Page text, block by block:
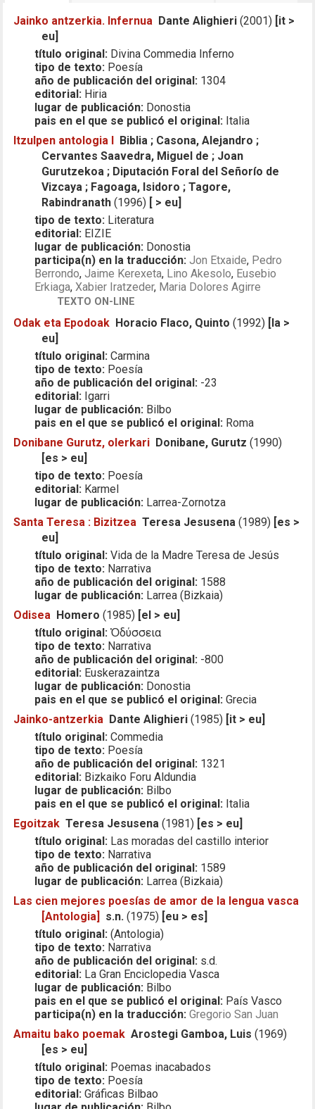
Jainko antzerkia. Infernua Dante Alighieri (2001) [it >
eu]
título original: Divina Commedia Inferno
tipo de texto: Poesía
año de publicación del original: 1304
editorial: Hiria
lugar de publicación: Donostia
pais en el que se publicó el original: Italia
Itzulpen antologia I
Biblia ; Casona, Alejandro ;
Cervantes Saavedra, Miguel de ; Joan
Gurutzekoa ; Diputación Foral del Señorío de
Vizcaya ; Fagoaga, Isidoro ; Tagore,
Rabindranath (1996)
[ > eu]
tipo de texto: Literatura
editorial: EIZIE
lugar de publicación: Donostia
participa(n) en la traducción: Jon Etxaide, Pedro
Berrondo,Jaime Kerexeta, Lino Akesolo, Eusebio
Erkiaga,Xabier Iratzeder, Maria Dolores Agirre
TEXTO ON-LINE
Odak eta Epodoak Horacio Flaco, Quinto (1992)
[la >
eu]
título original: Carmina
tipo de texto: Poesía
año de publicación del original: -23
editorial: Igarri
lugar de publicación: Bilbo
pais en el que se publicó el original: Roma
Donibane Gurutz, olerkari Donibane, Gurutz (1990)
[es > eu]
tipo de texto: Poesía
editorial: Karmel
lugar de publicación: Larrea-Zornotza
Santa Teresa : Bizitzea Teresa Jesusena (1989) [es >
eu]
título original: Vida de la Madre Teresa de Jesús
tipo de texto: Narrativa
año de publicación del original: 1588
lugar de publicación: Larrea (Bizkaia)
Odisea Homero (1985) [el > eu]
título original: Ὀδύσσεια
tipo de texto: Narrativa
año de publicación del original: -800
editorial: Euskerazaintza
lugar de publicación: Donostia
pais en el que se publicó el original: Grecia
Jainko-antzerkia Dante Alighieri (1985) [it > eu]
título original: Commedia
tipo de texto: Poesía
año de publicación del original: 1321
editorial: Bizkaiko Foru Aldundia
lugar de publicación: Bilbo
pais en el que se publicó el original: Italia
Egoitzak Teresa Jesusena (1981) [es > eu]
título original: Las moradas del castillo interior
tipo de texto: Narrativa
año de publicación del original: 1589
lugar de publicación: Larrea (Bizkaia)
Las cien mejores poesías de amor de la lengua vasca
[Antologia]
s.n. (1975) [eu > es]
título original: (Antologia)
tipo de texto: Narrativa
año de publicación del original: s.d.
editorial: La Gran Enciclopedia Vasca
lugar de publicación: Bilbo
pais en el que se publicó el original: País Vasco
participa(n) en la traducción: Gregorio San Juan
Amaitu bako poemak Arostegi Gamboa, Luis (1969)
[es > eu]
título original: Poemas inacabados
tipo de texto: Poesía
editorial: Gráficas Bilbao